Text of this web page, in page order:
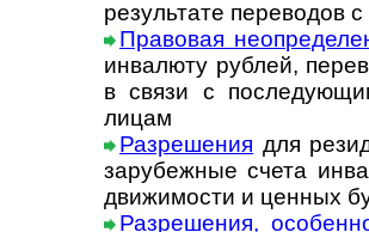
резуль­тате пере­во­дов
Правовая
инва­люту руб­лей,
в связи с
лицам
Раз­ре­ше­ни­я для
за­ру­беж­ные сче­та
дви­жи­мос­ти и цен­ных
Разрешения,